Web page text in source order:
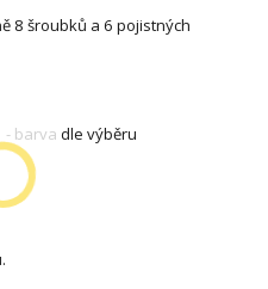
8 šroubků a 6 pojistných
barva dle výběru